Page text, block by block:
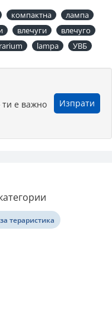
компактна
лампа
влечуги
влечуго
lampa УВБ
ти е важно
Изпрати
тераристика